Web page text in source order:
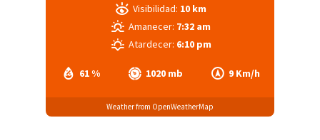
61 % 1020 mb 9 Km/h
Visibilidad: 10 km
Amanecer: 7:32 am
Atardecer: 6:10 pm
Weather from OpenWeatherMap